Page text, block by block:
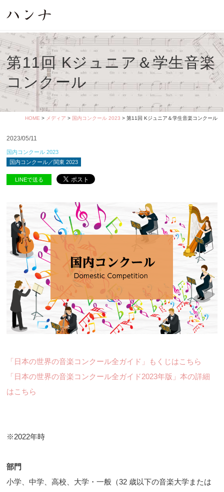
第11回 Kジュニア＆学生音楽
コンクール
HOME > メディア > 国内コンクール 2023 > 第11回 Kジュニア＆学生音楽コンクール
2023/05/11
国内コンクール 2023
国内コンクール／関東 2023
LINEで送る
「日本の世界の音楽コンクール全ガイド」もくじはこちら
「日本の世界の音楽コンクール全ガイド2023年版」本の詳細
はこちら
※2022年時
部門
小学、中学、高校、大学・一般（32 歳以下の音楽大学または